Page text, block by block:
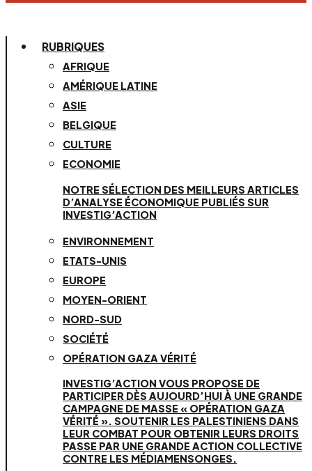
RUBRIQUES
AFRIQUE
AMÉRIQUE LATINE
ASIE
BELGIQUE
CULTURE
ECONOMIE
NOTRE SÉLECTION DES MEILLEURS ARTICLES
D’ANALYSE ÉCONOMIQUE PUBLIÉS SUR
INVESTIG’ACTION
ENVIRONNEMENT
ETATS-UNIS
EUROPE
MOYEN-ORIENT
NORD-SUD
SOCIÉTÉ
OPÉRATION GAZA VÉRITÉ
INVESTIG’ACTION VOUS PROPOSE DE
PARTICIPER DÈS AUJOURD’HUI À UNE GRANDE
CAMPAGNE DE MASSE « OPÉRATION GAZA
VÉRITÉ ». SOUTENIR LES PALESTINIENS DANS
LEUR COMBAT POUR OBTENIR LEURS DROITS
PASSE PAR UNE GRANDE ACTION COLLECTIVE
CONTRE LES MÉDIAMENSONGES.